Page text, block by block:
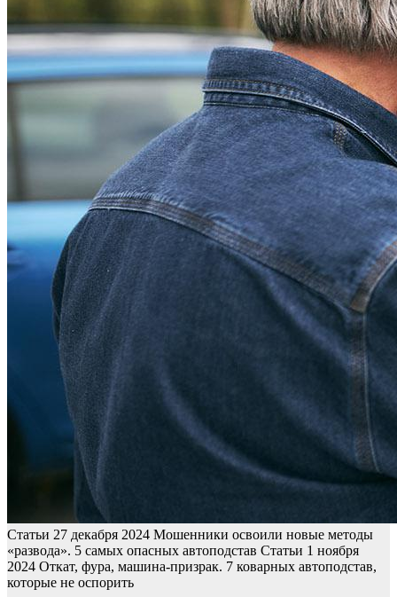
Статьи 27 декабря 2024 Мошенники освоили новые методы
«развода». 5 самых опасных автоподстав Статьи 1 ноября
2024 Откат, фура, машина-призрак. 7 коварных автоподстав,
которые не оспорить